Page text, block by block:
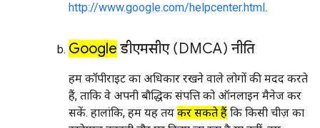
http://www.google.com/helpcenter.html.
Google डीएमसीए (DMCA) नीति
हम कॉपीराइट का अधिकार रखने वाले लोगों की मदद करते
हैं, ताकि वे अपनी बौद्धिक संपत्ति को ऑनलाइन मैनेज कर
सकें. हालांकि, हम यह तय कर सकते हैं कि किसी चीज़ का